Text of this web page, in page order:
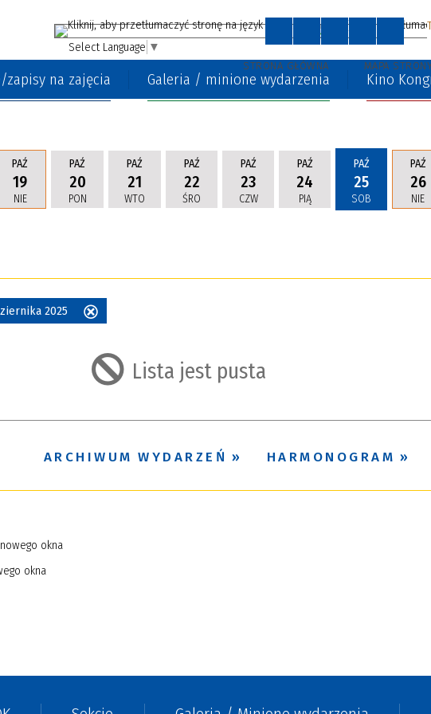
Select Language ▼
STRONA GŁÓWNA MAPA
zapisy na zajęcia Galeria / minione wydarzenia Kino
PAŹ
19
NIE
PAŹ
20
PON
PAŹ
21
WTO
PAŹ
22
ŚRO
PAŹ
23
CZW
PAŹ
24
PIĄ
PAŹ
25
SOB
PAŹ
26
NIE
2025
Lista jest pusta
HARMONOGRAM
ARCHIWUM WYDARZEŃ